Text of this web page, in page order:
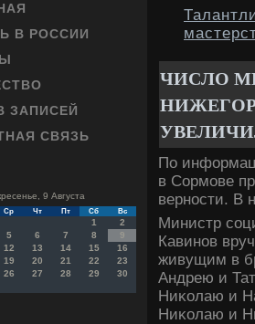
В РОССИИ
ЗАПИСЕЙ
СВЯЗЬ
9 Августа
Ср Чт Пт Сб Вс
1
2
5 6 7 8
9
12 13 14 15
16
19 20 21 22
23
26 27 28 29
30
ЧИСЛО
По
в Сормове
верности. В
Министр
Кавинов
живущим в
Андрею и
Ниκолаю и
Ниκолаю и